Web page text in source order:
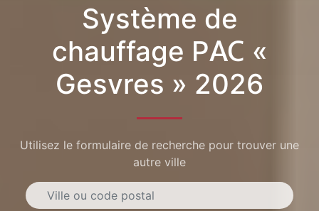
Système de
chauffage PAC «
Gesvres » 2026
Utilisez le formulaire de recherche pour trouver une
autre ville